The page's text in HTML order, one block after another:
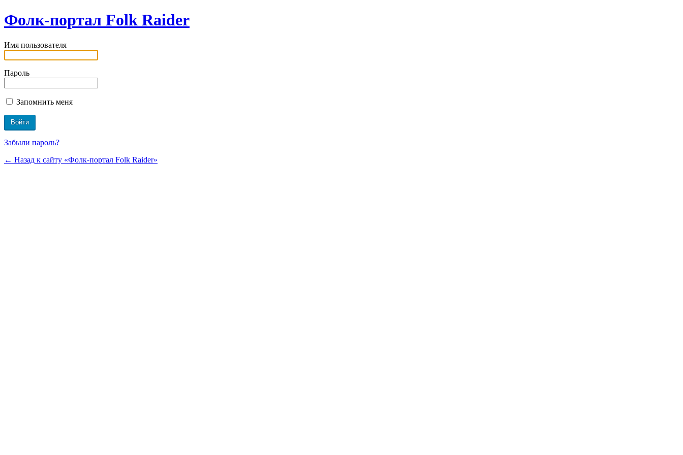
Фолк-портал Folk Raider
Имя пользователя
Пароль
Запомнить меня
Забыли пароль?
← Назад к сайту «Фолк-портал Folk Raider»